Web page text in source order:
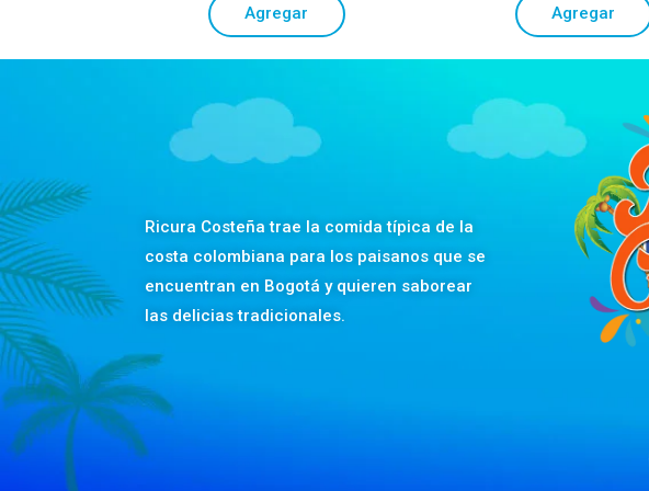
Agregar Agregar
Ricura Costeña trae la comida típica de la
costa colombiana para los paisanos que se
encuentran en Bogotá y quieren saborear
las delicias tradicionales.